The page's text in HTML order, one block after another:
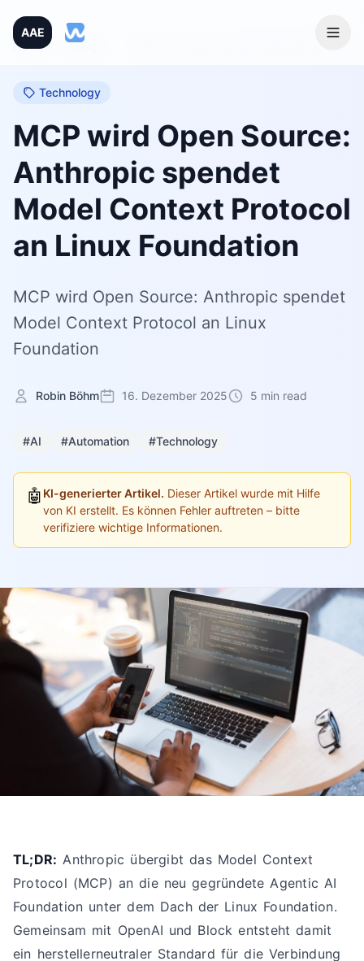
AAE
Home
Blog
Technology
MCP wird Open Source:
Anthropic spendet
Model Context Protocol
an Linux Foundation
MCP wird Open Source: Anthropic spendet
Model Context Protocol an Linux
Foundation
Robin Böhm 16. Dezember 2025 5 min read
#AI #Automation #Technology
🤖 KI-generierter Artikel. Dieser Artikel wurde mit Hilfe
von KI erstellt. Es können Fehler auftreten – bitte
verifiziere wichtige Informationen.
TL;DR: Anthropic übergibt das Model Context
Protocol (MCP) an die neu gegründete Agentic AI
Foundation unter dem Dach der Linux Foundation.
Gemeinsam mit OpenAI und Block entsteht damit
ein herstellerneutraler Standard für die Verbindung